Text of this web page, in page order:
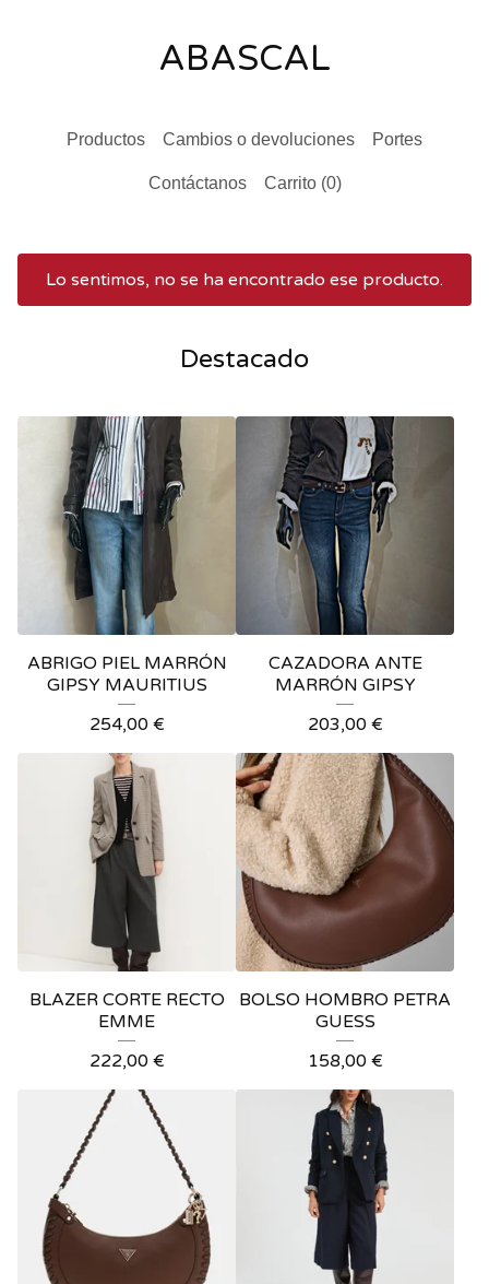
ABASCAL
Productos Cambios o devoluciones Portes
Contáctanos Carrito (0)
Lo sentimos, no se ha encontrado ese producto.
Destacado
ABRIGO PIEL MARRÓN
GIPSY MAURITIUS
254,00 €
CAZADORA ANTE
MARRÓN GIPSY
203,00 €
BLAZER CORTE RECTO
EMME
222,00 €
BOLSO HOMBRO PETRA
GUESS
158,00 €